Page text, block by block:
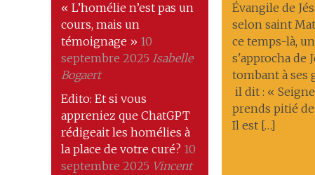
« L’homélie n’est pas un
cours, mais un
témoignage » 10
septembre 2025 Isabelle
Bogaert
Edito: Et si vous
appreniez que ChatGPT
rédigeait les homélies à
la place de votre curé? 10
septembre 2025 Vincent
Évangile de
selon saint
ce temps-là,
s'approcha de
tombant à ses
il dit : «
prends pitié
Il est […]